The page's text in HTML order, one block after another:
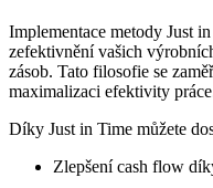
Implementace metody Just
zefektivnění vašich
zásob. Tato filosofie se
maximalizaci efektivity
Díky Just in Time můžete
Zlepšení cash flow